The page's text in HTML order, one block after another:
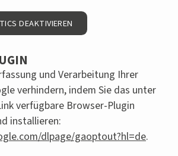
DEAKTIVIEREN
und Verarbeitung Ihrer
verhindern, indem Sie das unter
verfügbare Browser-Plugin
installieren:
dlpage/gaoptout?hl=de.